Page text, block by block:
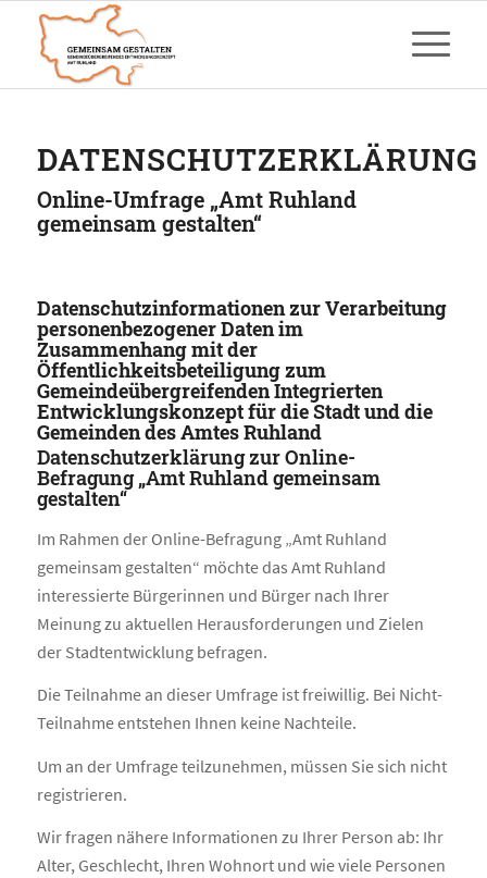
DATENSCHUTZERKLÄRUNG
Online-Umfrage „Amt Ruhland
gemeinsam gestalten“
Datenschutzinformationen zur Verarbeitung
personenbezogener Daten im
Zusammenhang mit der
Öffentlichkeitsbeteiligung zum
Gemeindeübergreifenden Integrierten
Entwicklungskonzept für die Stadt und die
Gemeinden des Amtes Ruhland
Datenschutzerklärung zur Online-
Befragung „Amt Ruhland gemeinsam
gestalten“
Im Rahmen der Online-Befragung „Amt Ruhland
gemeinsam gestalten“ möchte das Amt Ruhland
interessierte Bürgerinnen und Bürger nach Ihrer
Meinung zu aktuellen Herausforderungen und Zielen
der Stadtentwicklung befragen.
Die Teilnahme an dieser Umfrage ist freiwillig. Bei Nicht-
Teilnahme entstehen Ihnen keine Nachteile.
Um an der Umfrage teilzunehmen, müssen Sie sich nicht
registrieren.
Wir fragen nähere Informationen zu Ihrer Person ab: Ihr
Alter, Geschlecht, Ihren Wohnort und wie viele Personen